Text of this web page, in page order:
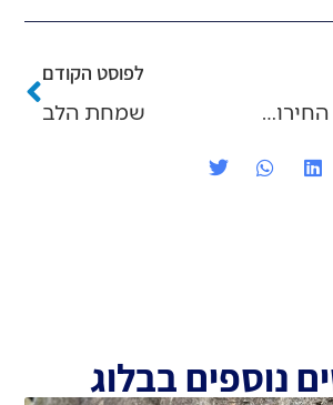
מתנה לפסח : החירות כפרפר היוצא מן הגולם
לפוסט הקודם
שמחת הלב
נוספים בבלוג